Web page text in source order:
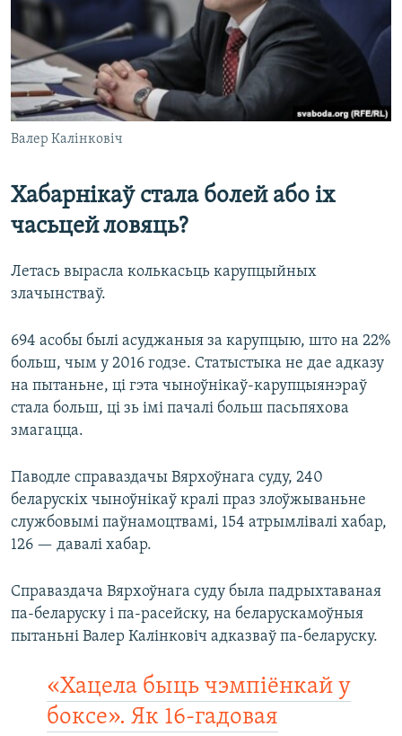
Валер Калінковіч
Хабарнікаў стала болей або іх
часьцей ловяць?
Летась вырасла колькасьць карупцыйных
злачынстваў.
694 асобы былі асуджаныя за карупцыю, што на 22%
больш, чым у 2016 годзе. Статыстыка не дае адказу
на пытаньне, ці гэта чыноўнікаў-карупцыянэраў
стала больш, ці зь імі пачалі больш пасьпяхова
змагацца.
Паводле справаздачы Вярхоўнага суду, 240
беларускіх чыноўнікаў кралі праз злоўжываньне
службовымі паўнамоцтвамі, 154 атрымлівалі хабар,
126 — давалі хабар.
Справаздача Вярхоўнага суду была падрыхтаваная
па-беларуску і па-расейску, на беларускамоўныя
пытаньні Валер Калінковіч адказваў па-беларуску.
«Хацела быць чэмпіёнкай у
боксе». Як 16-гадовая